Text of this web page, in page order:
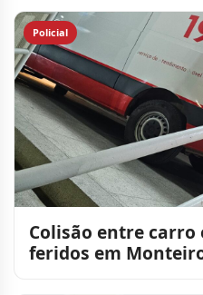
Policial
Colisão entre carro
feridos em